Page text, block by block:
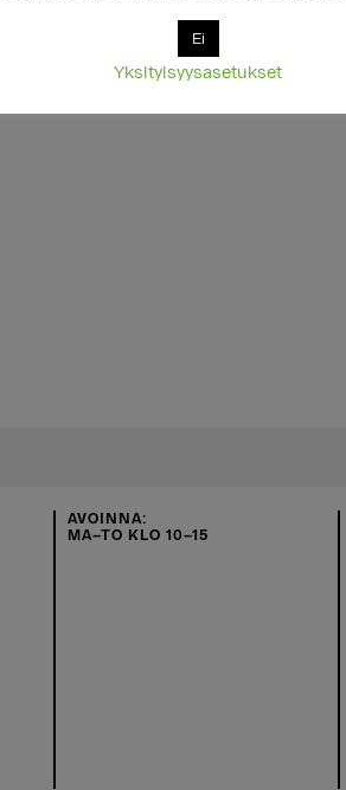
AVOINNA:
MA–TO KLO 10–15
Ei
Yksityisyysasetukset